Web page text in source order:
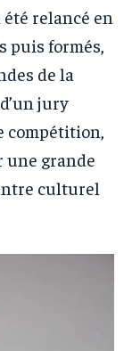
relancé en
puis formés,
de la
jury
compétition,
grande
culturel